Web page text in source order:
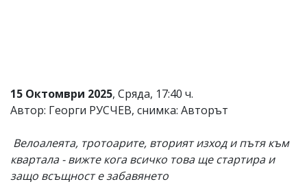
откриете
обиден
за
коментар,
моля
сигнализирайте
ни!
15 Октомври 2025, Сряда, 17:40 ч.
Автор: Георги РУСЧЕВ, снимка: Авторът
Велоалеята, тротоарите, вторият изход и пътя към
квартала - вижте кога всичко това ще стартира и
защо всъщност е забавянето